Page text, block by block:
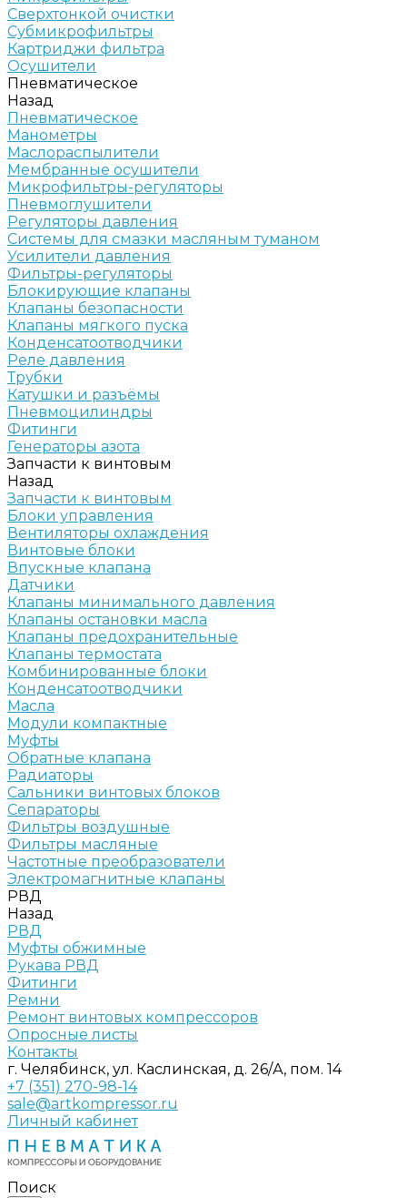
Сверхтонкой очистки
Субмикрофильтры
Картриджи фильтра
Осушители
Пневматическое
Назад
Пневматическое
Манометры
Маслораспылители
Мембранные осушители
Микрофильтры-регуляторы
Пневмоглушители
Регуляторы давления
Системы для смазки масляным туманом
Усилители давления
Фильтры-регуляторы
Блокирующие клапаны
Клапаны безопасности
Клапаны мягкого пуска
Конденсатоотводчики
Реле давления
Трубки
Катушки и разъёмы
Пневмоцилиндры
Фитинги
Генераторы азота
Запчасти к винтовым
Назад
Запчасти к винтовым
Блоки управления
Вентиляторы охлаждения
Винтовые блоки
Впускные клапана
Датчики
Клапаны минимального давления
Клапаны остановки масла
Клапаны предохранительные
Клапаны термостата
Комбинированные блоки
Конденсатоотводчики
Масла
Модули компактные
Муфты
Обратные клапана
Радиаторы
Сальники винтовых блоков
Сепараторы
Фильтры воздушные
Фильтры масляные
Частотные преобразователи
Электромагнитные клапаны
РВД
Назад
РВД
Муфты обжимные
Рукава РВД
Фитинги
Ремни
Ремонт винтовых компрессоров
Опросные листы
Контакты
г. Челябинск, ул. Каслинская, д. 26/А, пом. 14
+7 (351) 270-98-14
sale@artkompressor.ru
Личный кабинет
Поиск